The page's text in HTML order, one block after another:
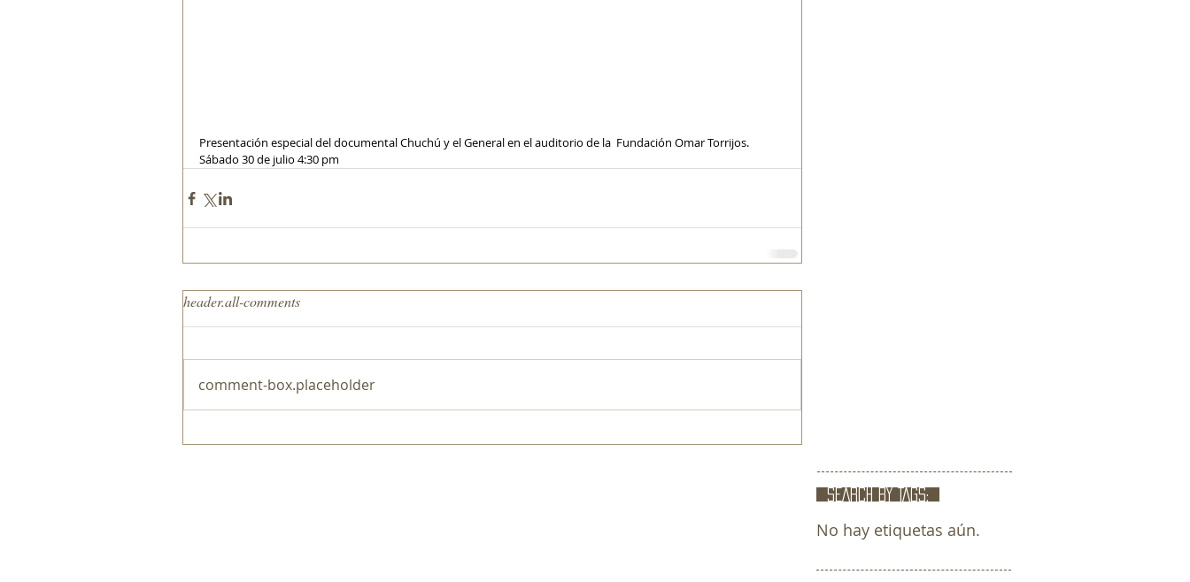
Presentación especial del documental Chuchú y el General en el auditorio de la  Fundación Omar Torrijos.
Sábado 30 de julio 4:30 pm
header.all-comments
comment-box.placeholder
SEARCH BY TAGS:
No hay etiquetas aún.